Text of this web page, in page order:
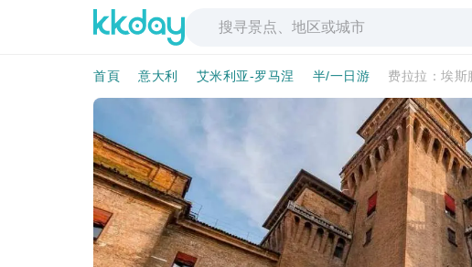
首頁 意大利 艾米利亚-罗马涅 半/一日游 费拉拉：埃斯